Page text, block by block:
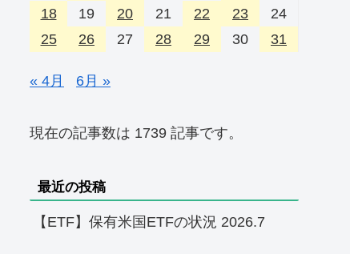
18
19 20 21 22 23
24
25
26 27 28 29 30 31
« 4月 6月 »
現在の記事数は 1739 記事です。
最近の投稿
【ETF】保有米国ETFの状況 2026.7